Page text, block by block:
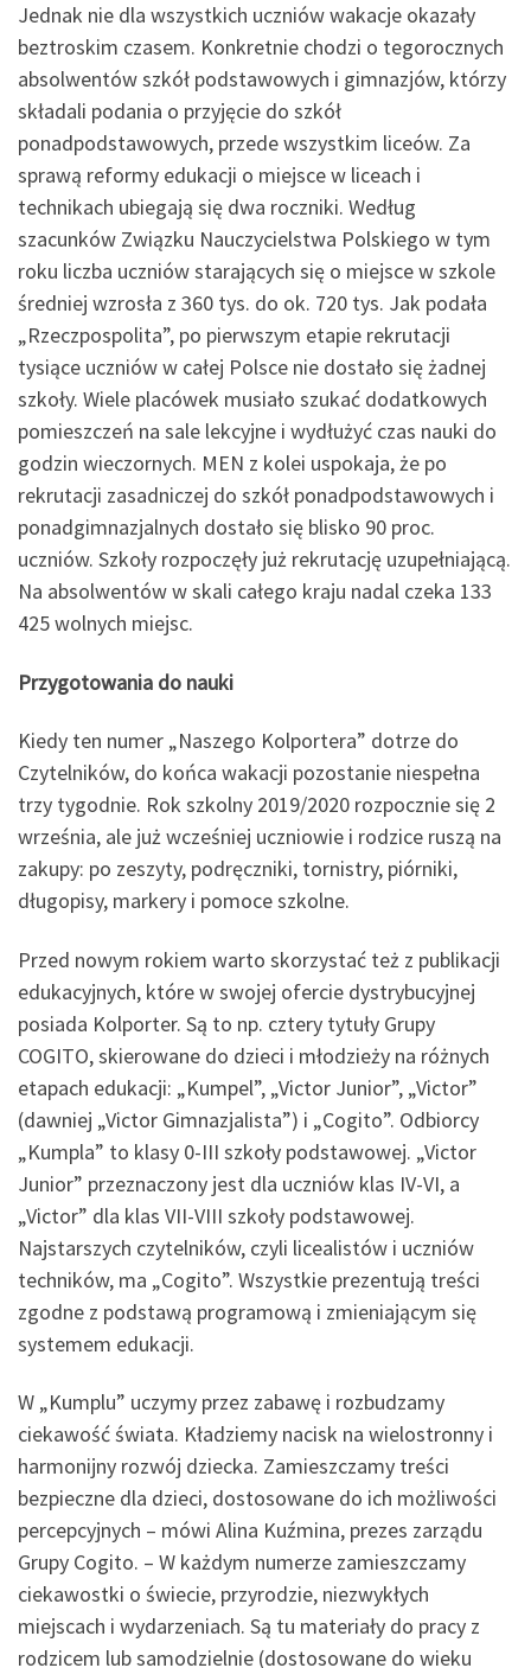
Jednak nie dla wszystkich uczniów wakacje okazały
beztroskim czasem. Konkretnie chodzi o tegorocznych
absolwentów szkół podstawowych i gimnazjów, którzy
składali podania o przyjęcie do szkół
ponadpodstawowych, przede wszystkim liceów. Za
sprawą reformy edukacji o miejsce w liceach i
technikach ubiegają się dwa roczniki. Według
szacunków Związku Nauczycielstwa Polskiego w tym
roku liczba uczniów starających się o miejsce w szkole
średniej wzrosła z 360 tys. do ok. 720 tys. Jak podała
„Rzeczpospolita”, po pierwszym etapie rekrutacji
tysiące uczniów w całej Polsce nie dostało się żadnej
szkoły. Wiele placówek musiało szukać dodatkowych
pomieszczeń na sale lekcyjne i wydłużyć czas nauki do
godzin wieczornych. MEN z kolei uspokaja, że po
rekrutacji zasadniczej do szkół ponadpodstawowych i
ponadgimnazjalnych dostało się blisko 90 proc.
uczniów. Szkoły rozpoczęły już rekrutację uzupełniającą.
Na absolwentów w skali całego kraju nadal czeka 133
425 wolnych miejsc.
Przygotowania do nauki
Kiedy ten numer „Naszego Kolportera” dotrze do
Czytelników, do końca wakacji pozostanie niespełna
trzy tygodnie. Rok szkolny 2019/2020 rozpocznie się 2
września, ale już wcześniej uczniowie i rodzice ruszą na
zakupy: po zeszyty, podręczniki, tornistry, piórniki,
długopisy, markery i pomoce szkolne.
Przed nowym rokiem warto skorzystać też z publikacji
edukacyjnych, które w swojej ofercie dystrybucyjnej
posiada Kolporter. Są to np. cztery tytuły Grupy
COGITO, skierowane do dzieci i młodzieży na różnych
etapach edukacji: „Kumpel”, „Victor Junior”, „Victor”
(dawniej „Victor Gimnazjalista”) i „Cogito”. Odbiorcy
„Kumpla” to klasy 0-III szkoły podstawowej. „Victor
Junior” przeznaczony jest dla uczniów klas IV-VI, a
„Victor” dla klas VII-VIII szkoły podstawowej.
Najstarszych czytelników, czyli licealistów i uczniów
techników, ma „Cogito”. Wszystkie prezentują treści
zgodne z podstawą programową i zmieniającym się
systemem edukacji.
W „Kumplu” uczymy przez zabawę i rozbudzamy
ciekawość świata. Kładziemy nacisk na wielostronny i
harmonijny rozwój dziecka. Zamieszczamy treści
bezpieczne dla dzieci, dostosowane do ich możliwości
percepcyjnych – mówi Alina Kuźmina, prezes zarządu
Grupy Cogito. – W każdym numerze zamieszczamy
ciekawostki o świecie, przyrodzie, niezwykłych
miejscach i wydarzeniach. Są tu materiały do pracy z
rodzicem lub samodzielnie (dostosowane do wieku